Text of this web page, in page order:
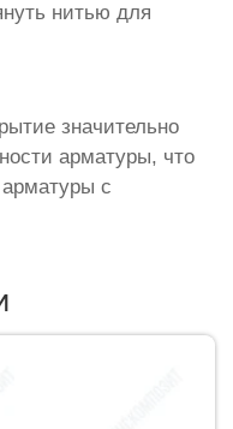
нитью для
значительно
арматуры, что
с